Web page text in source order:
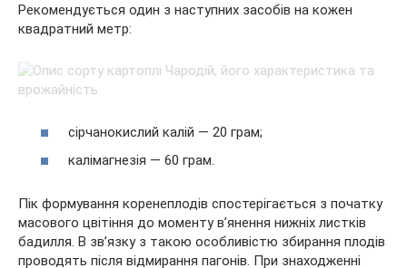
Рекомендується один з наступних засобів на кожен
квадратний метр:
сірчанокислий калій — 20 грам;
калімагнезія — 60 грам.
Пік формування коренеплодів спостерігається з початку
масового цвітіння до моменту в’янення нижніх листків
бадилля. В зв’язку з такою особливістю збирання плодів
проводять після відмирання пагонів. При знаходженні